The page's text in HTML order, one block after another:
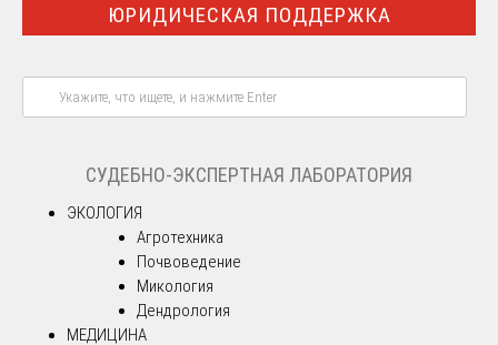
ЮРИДИЧЕСКАЯ ПОДДЕРЖКА
СУДЕБНО-ЭКСПЕРТНАЯ ЛАБОРАТОРИЯ
ЭКОЛОГИЯ
Агротехника
Почвоведение
Микология
Дендрология
МЕДИЦИНА